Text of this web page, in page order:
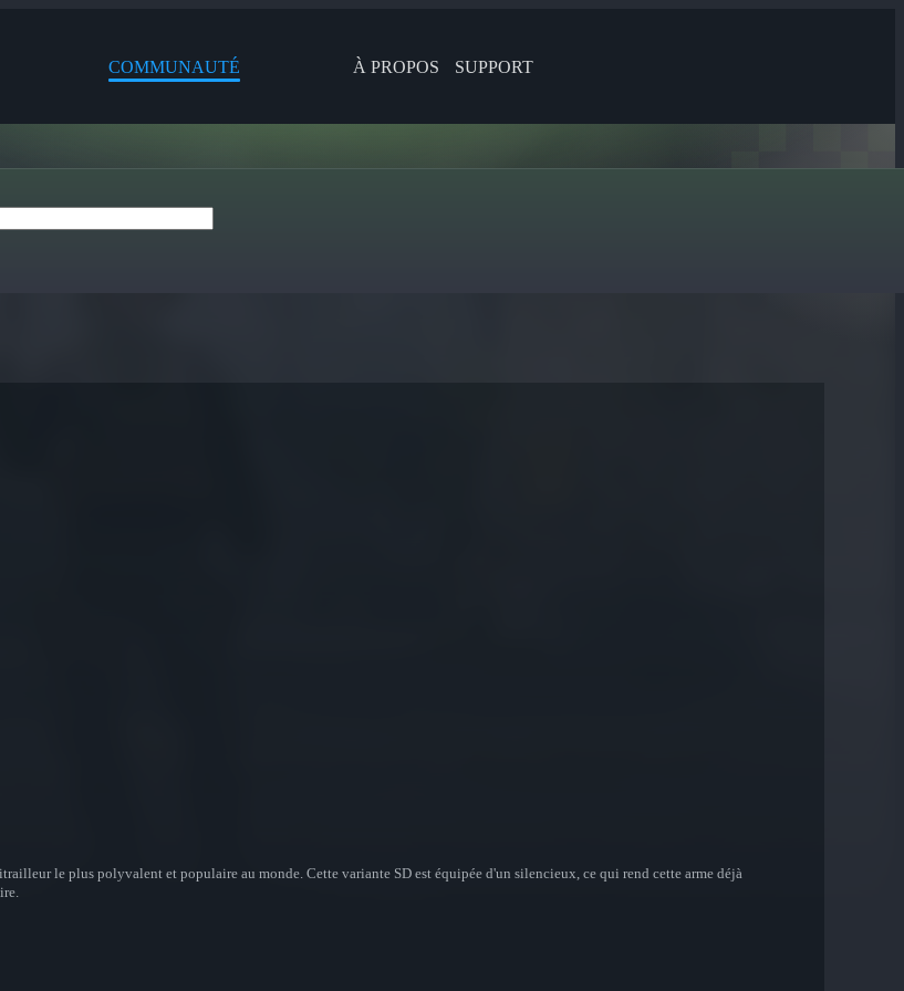
COMMUNAUTÉ À PROPOS SUPPORT
le plus polyvalent et populaire au monde. Cette variante SD est équipée d'un silencieux, ce qui rend cette arme déjà